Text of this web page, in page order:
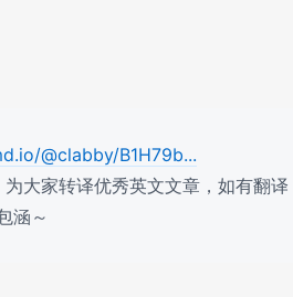
@clabby/B1H79b...
大家转译优秀英文文章，如有翻译
涵～